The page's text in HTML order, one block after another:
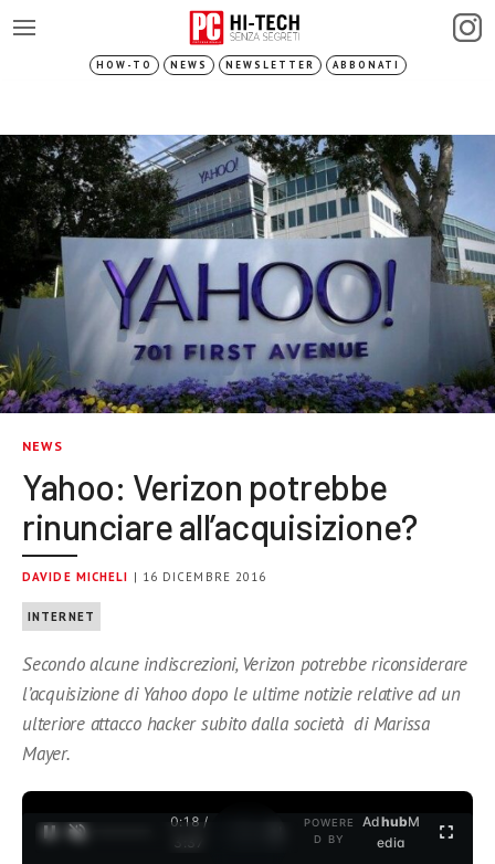
HOW-TO NEWS NEWSLETTER ABBONATI
NEWS
Yahoo: Verizon potrebbe
rinunciare all’acquisizione?
DAVIDE MICHELI | 16 DICEMBRE 2016
INTERNET
Secondo alcune indiscrezioni, Verizon potrebbe riconsiderare
l’acquisizione di Yahoo dopo le ultime notizie relative ad un
ulteriore attacco hacker subito dalla società di Marissa
Mayer.
0:18 /
3:37
POWERE
D BY
AdhubM
edia